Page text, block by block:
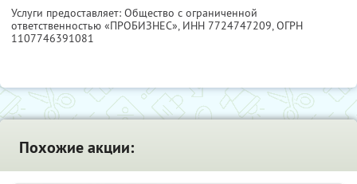
Услуги предоставляет: Общество с ограниченной
ответственностью «ПРОБИЗНЕС», ИНН 7724747209, ОГРН
1107746391081
Похожие акции: